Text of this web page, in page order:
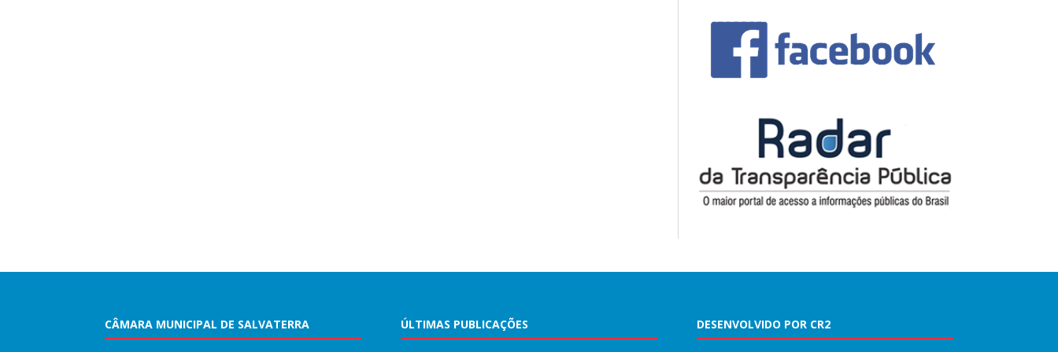
CÂMARA MUNICIPAL DE SALVATERRA ÚLTIMAS PUBLICAÇÕES DESENVOLVIDO POR CR2